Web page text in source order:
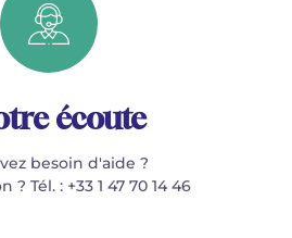
écoute
besoin d'aide ?
? Tél. : +33 1 47 70 14 46